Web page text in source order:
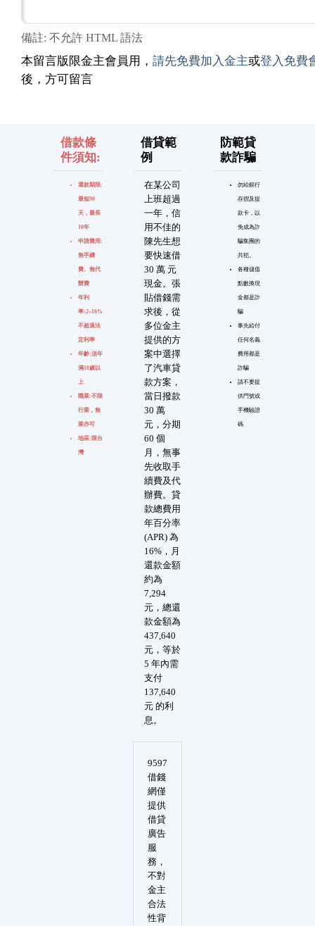
備註: 不允許 HTML 語法
本留言版限金主會員用， 請先免費加入金主或登入免費
後，方可留言
借款條
件須知:
還款期限:
最短90
天，最長
10年
申請費用:
無手續
費、無代
辦費
年利
率:2~16%
不超過法
定利率
年齡:須年
滿18歲以
上
職業:不限
行業，無
業亦可
地區:限台
灣
借貸範
例
在某公司
上班超過
一年，信
用不佳的
陳先生想
要快速借
30 萬 元
現金。張
貼借錢需
求後，從
多位金主
提供的方
案中選擇
了汽車貸
款方案，
當日撥款
30 萬
元，分期
60 個
月，無事
先收取手
續費及代
辦費。貸
款總費用
年百分率
(APR) 為
16%，月
還款金額
約為
7,294
元，總還
款金額為
437,640
元，等於
5 年內需
支付
137,640
元 的利
息。
防範貸
款詐騙
勿給銀行
存摺及提
款卡，以
免成為詐
騙集團的
共犯。
各種儲值
點數換現
金都是詐
騙
事先給付
任何名義
費用都是
詐騙
請不要提
供門號或
手機驗證
碼
9597
借錢
網僅
提供
借貸
廣告
服
務，
不對
金主
合法
性背